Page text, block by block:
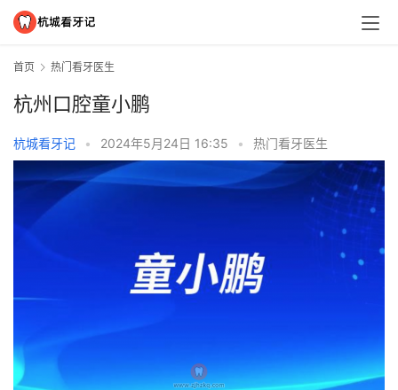
首页 热门看牙医生
杭州口腔童小鹏
杭城看牙记 • 2024年5月24日 16:35 • 热门看牙医生